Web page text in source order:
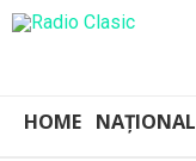
HOME NAȚIONAL